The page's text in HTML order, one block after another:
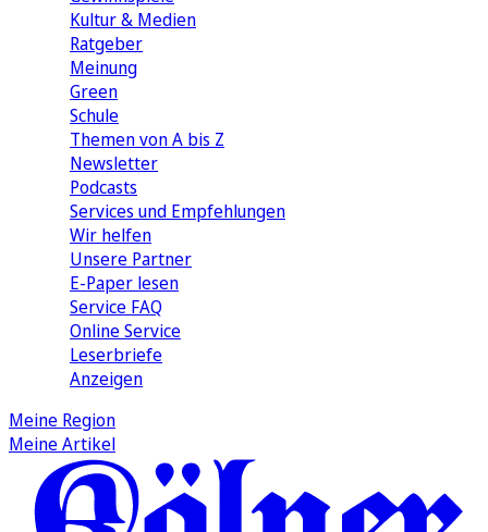
Kultur & Medien
Ratgeber
Meinung
Green
Schule
Themen von A bis Z
Newsletter
Podcasts
Services und Empfehlungen
Wir helfen
Unsere Partner
E-Paper lesen
Service FAQ
Online Service
Leserbriefe
Anzeigen
Meine Region
Meine Artikel